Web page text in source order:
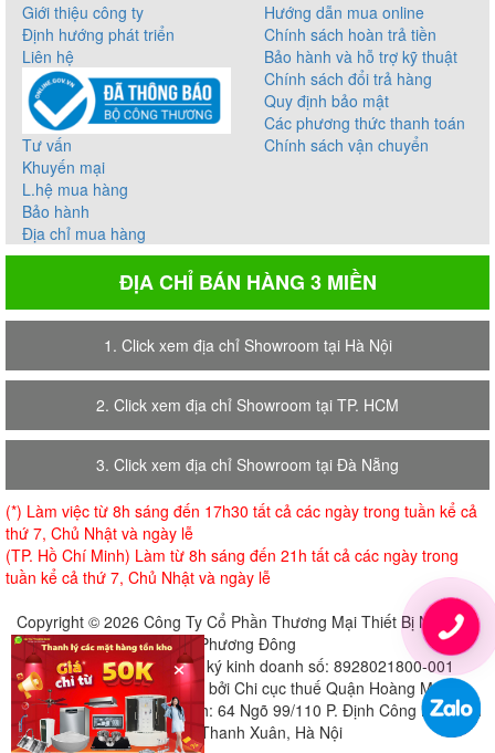
Giới thiệu công ty
Định hướng phát triển
Liên hệ
Tư vấn
Khuyến mại
L.hệ mua hàng
Bảo hành
Địa chỉ mua hàng
Hướng dẫn mua online
Chính sách hoàn trả tiền
Bảo hành và hỗ trợ kỹ thuật
Chính sách đổi trả hàng
Quy định bảo mật
Các phương thức thanh toán
Chính sách vận chuyển
ĐỊA CHỈ BÁN HÀNG 3 MIỀN
1. Click xem địa chỉ Showroom tại Hà Nội
2. Click xem địa chỉ Showroom tại TP. HCM
3. Click xem địa chỉ Showroom tại Đà Nẵng
(*) Làm việc từ 8h sáng đến 17h30 tất cả các ngày trong tuần kể cả
thứ 7, Chủ Nhật và ngày lễ
(TP. Hồ Chí Minh) Làm từ 8h sáng đến 21h tất cả các ngày trong
tuần kể cả thứ 7, Chủ Nhật và ngày lễ
Copyright © 2026 Công Ty Cổ Phần Thương Mại Thiết Bị Nội Thất
Phương Đông
Giấy chứng nhận đăng ký kinh doanh số: 8928021800-001
Cấp ngày 18-07-2018 bởi Chi cục thuế Quận Hoàng Mai
Địa chỉ đăng ký trụ sở chính: 64 Ngõ 99/110 P. Định Công Hạ, Định
Công, Thanh Xuân, Hà Nội
×